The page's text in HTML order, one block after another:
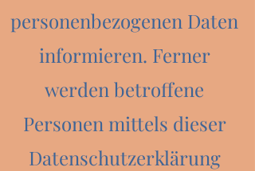
personenbezogenen Daten
informieren. Ferner
werden betroffene
Personen mittels dieser
Datenschutzerklärung